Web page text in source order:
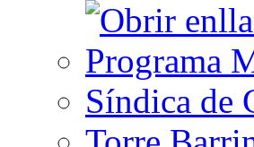
Programa
Síndica de